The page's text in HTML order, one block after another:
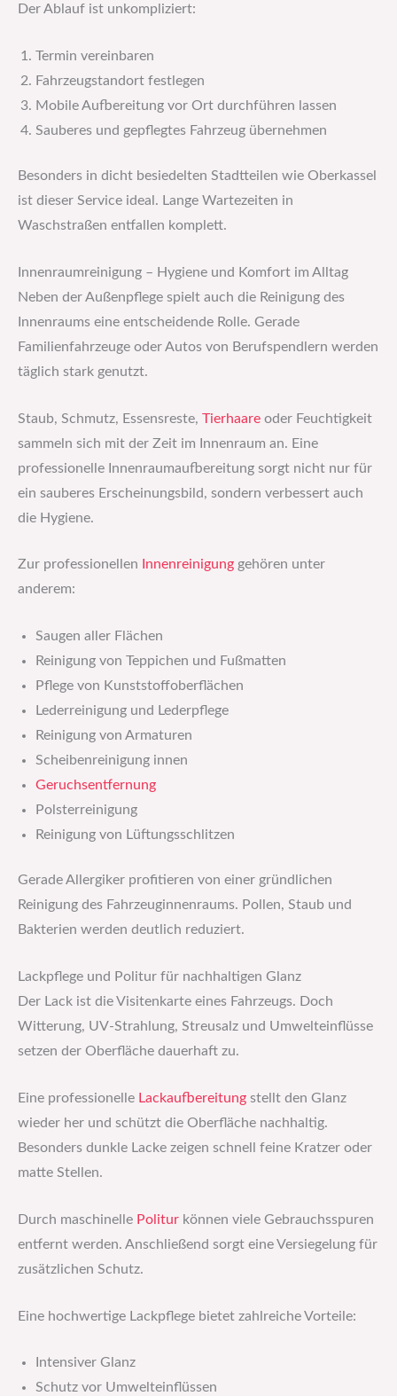
Der Ablauf ist unkompliziert:
Termin vereinbaren
Fahrzeugstandort festlegen
Mobile Aufbereitung vor Ort durchführen lassen
Sauberes und gepflegtes Fahrzeug übernehmen
Besonders in dicht besiedelten Stadtteilen wie Oberkassel
ist dieser Service ideal. Lange Wartezeiten in
Waschstraßen entfallen komplett.
Innenraumreinigung – Hygiene und Komfort im Alltag
Neben der Außenpflege spielt auch die Reinigung des
Innenraums eine entscheidende Rolle. Gerade
Familienfahrzeuge oder Autos von Berufspendlern werden
täglich stark genutzt.
Staub, Schmutz, Essensreste, Tierhaare oder Feuchtigkeit
sammeln sich mit der Zeit im Innenraum an. Eine
professionelle Innenraumaufbereitung sorgt nicht nur für
ein sauberes Erscheinungsbild, sondern verbessert auch
die Hygiene.
Zur professionellen Innenreinigung gehören unter
anderem:
Saugen aller Flächen
Reinigung von Teppichen und Fußmatten
Pflege von Kunststoffoberflächen
Lederreinigung und Lederpflege
Reinigung von Armaturen
Scheibenreinigung innen
Geruchsentfernung
Polsterreinigung
Reinigung von Lüftungsschlitzen
Gerade Allergiker profitieren von einer gründlichen
Reinigung des Fahrzeuginnenraums. Pollen, Staub und
Bakterien werden deutlich reduziert.
Lackpflege und Politur für nachhaltigen Glanz
Der Lack ist die Visitenkarte eines Fahrzeugs. Doch
Witterung, UV-Strahlung, Streusalz und Umwelteinflüsse
setzen der Oberfläche dauerhaft zu.
Eine professionelle Lackaufbereitung stellt den Glanz
wieder her und schützt die Oberfläche nachhaltig.
Besonders dunkle Lacke zeigen schnell feine Kratzer oder
matte Stellen.
Durch maschinelle Politur können viele Gebrauchsspuren
entfernt werden. Anschließend sorgt eine Versiegelung für
zusätzlichen Schutz.
Eine hochwertige Lackpflege bietet zahlreiche Vorteile:
Intensiver Glanz
Schutz vor Umwelteinflüssen